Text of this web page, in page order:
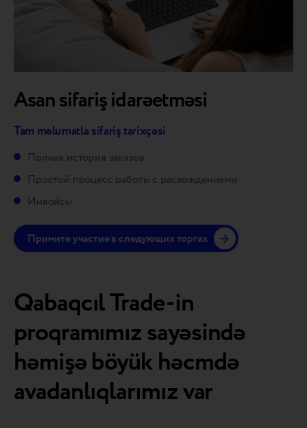
Asan sifariş idarəetməsi
Tam məlumatla sifariş tarixçəsi
Полная история заказов
Простой процесс работы с расхождениями
Инвойсы
Примите участие в следующих торгах
Qabaqcıl Trade-in
proqramımız sayəsində
həmişə böyük həcmdə
avadanlıqlarımız var